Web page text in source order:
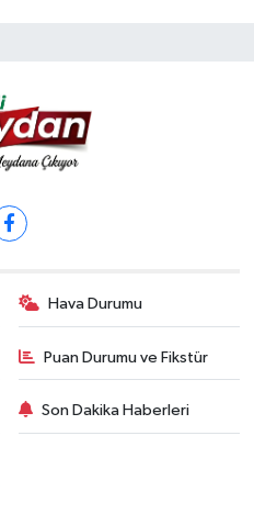
Hava Durumu
Puan Durumu ve Fikstür
Son Dakika Haberleri